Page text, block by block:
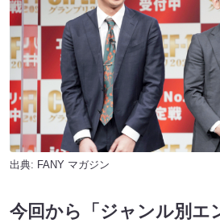
出典: FANY マガジン
今回から「ジャンル別エ